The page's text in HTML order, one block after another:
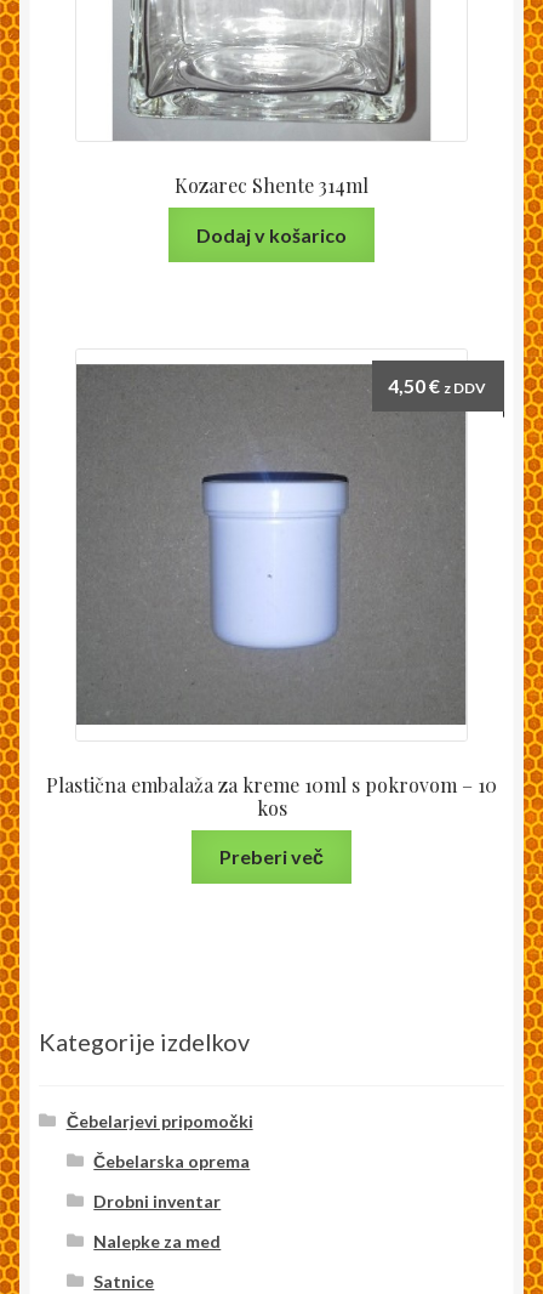
Kozarec Shente 314ml
Dodaj v košarico
Plastična embalaža za kreme 10ml s pokrovom – 10
kos
4,50€ z DDV
Preberi več
Kategorije izdelkov
Čebelarjevi pripomočki
Čebelarska oprema
Drobni inventar
Nalepke za med
Satnice